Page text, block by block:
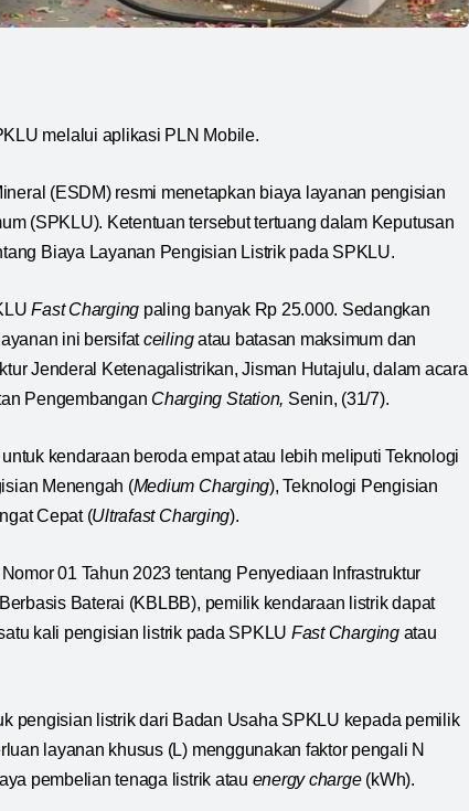
melalui aplikasi PLN Mobile.
(ESDM) resmi menetapkan biaya layanan pengisian
(SPKLU). Ketentuan tersebut tertuang dalam Keputusan
Biaya Layanan Pengisian Listrik pada SPKLU.
Fast Charging paling banyak Rp 25.000. Sedangkan
ini bersifatceilingatau batasan maksimum dan
Jenderal Ketenagalistrikan, Jisman Hutajulu, dalam acara
Pengembangan Charging Station, Senin, (31/7).
kendaraan beroda empat atau lebih meliputi Teknologi
Menengah (Medium Charging), Teknologi Pengisian
Cepat (Ultrafast Charging).
01 Tahun 2023 tentang Penyediaan Infrastruktur
Baterai (KBLBB), pemilik kendaraan listrik dapat
kali pengisian listrik pada SPKLU Fast Chargingatau
pengisian listrik dari Badan Usaha SPKLU kepada pemilik
layanan khusus (L) menggunakan faktor pengali N
pembelian tenaga listrik atau energy charge(kWh).